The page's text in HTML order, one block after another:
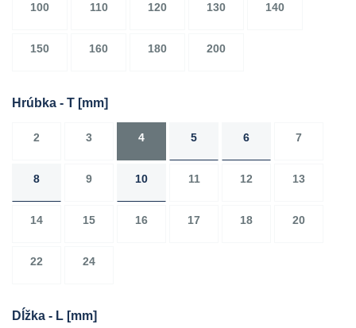
100 110 120 130 140
150 160 180 200
Hrúbka - T [mm]
2 3 4 5 6 7
8 9 10 11 12 13
14 15 16 17 18 20
22 24
Dĺžka - L [mm]